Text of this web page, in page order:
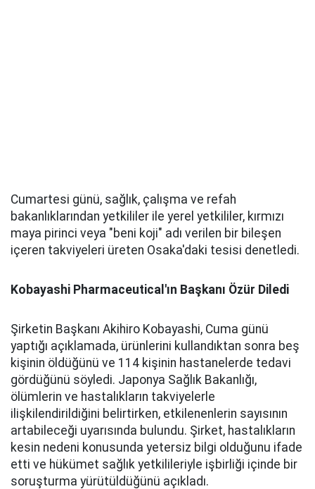
Cumartesi günü, sağlık, çalışma ve refah
bakanlıklarından yetkililer ile yerel yetkililer, kırmızı
maya pirinci veya "beni koji" adı verilen bir bileşen
içeren takviyeleri üreten Osaka'daki tesisi denetledi.
Kobayashi Pharmaceutical'ın Başkanı Özür Diledi
Şirketin Başkanı Akihiro Kobayashi, Cuma günü
yaptığı açıklamada, ürünlerini kullandıktan sonra beş
kişinin öldüğünü ve 114 kişinin hastanelerde tedavi
gördüğünü söyledi. Japonya Sağlık Bakanlığı,
ölümlerin ve hastalıkların takviyelerle
ilişkilendirildiğini belirtirken, etkilenenlerin sayısının
artabileceği uyarısında bulundu. Şirket, hastalıkların
kesin nedeni konusunda yetersiz bilgi olduğunu ifade
etti ve hükümet sağlık yetkilileriyle işbirliği içinde bir
soruşturma yürütüldüğünü açıkladı.